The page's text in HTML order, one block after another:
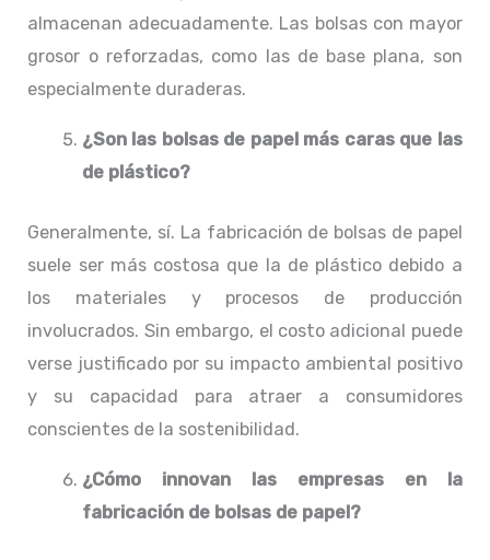
almacenan adecuadamente. Las bolsas con mayor
grosor o reforzadas, como las de base plana, son
especialmente duraderas.
¿Son las bolsas de papel más caras que las
de plástico?
Generalmente, sí. La fabricación de bolsas de papel
suele ser más costosa que la de plástico debido a
los materiales y procesos de producción
involucrados. Sin embargo, el costo adicional puede
verse justificado por su impacto ambiental positivo
y su capacidad para atraer a consumidores
conscientes de la sostenibilidad.
¿Cómo innovan las empresas en la
fabricación de bolsas de papel?